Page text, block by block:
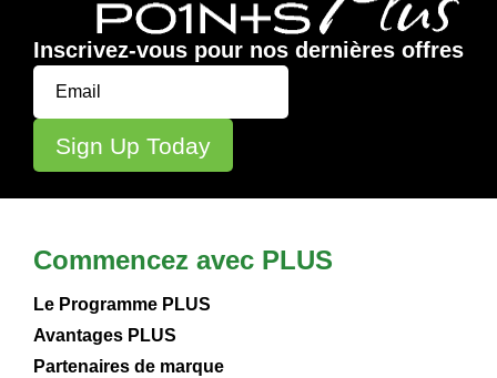
Inscrivez-vous pour nos dernières offres
Commencez avec PLUS
Le Programme PLUS
Avantages PLUS
Partenaires de marque